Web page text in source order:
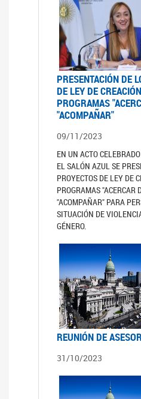
PRESENTACIÓN DE
DE LEY DE
PROGRAMAS
"ACOMPAÑAR"
09/11/2023
EN UN ACTO
EL SALÓN AZUL SE
PROYECTOS DE LEY DE
PROGRAMAS "ACERCAR
"ACOMPAÑAR" PARA
SITUACIÓN DE
GÉNERO.
REUNIÓN DE
31/10/2023